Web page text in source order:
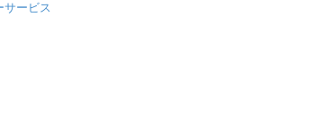
サービス